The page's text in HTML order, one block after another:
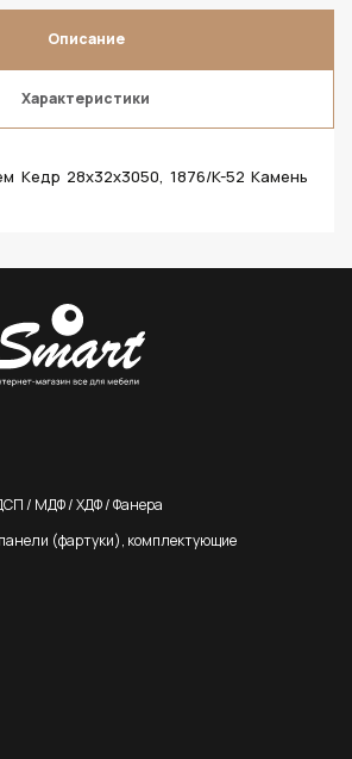
Описание
Характеристики
Кедр 28х32х3050, 1876/K-52 Камень
/ МДФ / ХДФ / Фанера
(фартуки), комплектующие